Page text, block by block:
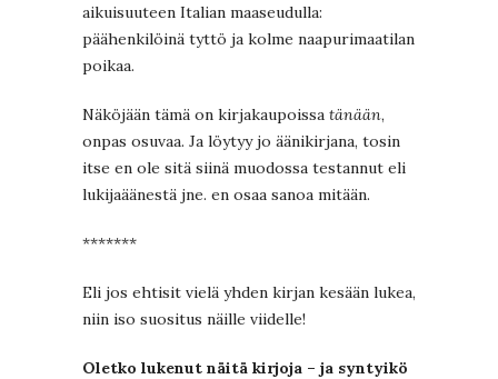
aikuisuuteen Italian maaseudulla:
päähenkilöinä tyttö ja kolme naapurimaatilan
poikaa.
Näköjään tämä on kirjakaupoissa tänään,
onpas osuvaa. Ja löytyy jo äänikirjana, tosin
itse en ole sitä siinä muodossa testannut eli
lukijaäänestä jne. en osaa sanoa mitään.
*******
Eli jos ehtisit vielä yhden kirjan kesään lukea,
niin iso suositus näille viidelle!
Oletko lukenut näitä kirjoja – ja syntyikö